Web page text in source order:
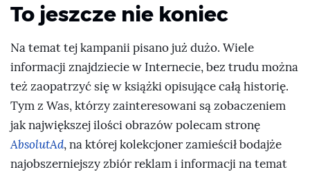
To jeszcze nie koniec
Na temat tej kampanii pisano już dużo. Wiele
informacji znajdziecie w Internecie, bez trudu można
też zaopatrzyć się w książki opisujące całą historię.
Tym z Was, którzy zainteresowani są zobaczeniem
jak największej ilości obrazów polecam stronę
AbsolutAd, na której kolekcjoner zamieścił bodajże
najobszerniejszy zbiór reklam i informacji na temat